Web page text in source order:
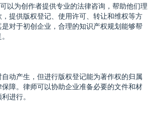
以为创作者提供专业的法律咨询，帮助他们理
提供版权登记、使用许可、转让和维权等方
对于初创企业，合理的知识产权规划能够帮
动产生，但进行版权登记能为著作权的归属
障。律师可以协助企业准备必要的文件和材
进行。